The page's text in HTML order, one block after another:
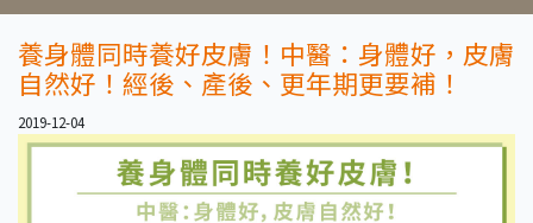
養身體同時養好皮膚！中醫：身體好，皮膚
自然好！經後、產後、更年期更要補！
2019-12-04